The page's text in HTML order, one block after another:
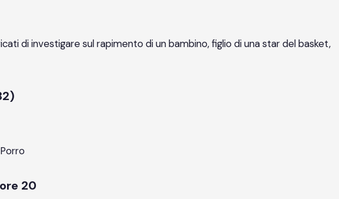
di investigare sul rapimento di un bambino, figlio di una star del basket,
20